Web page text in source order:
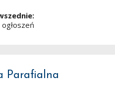
ogłoszeń
Parafialna